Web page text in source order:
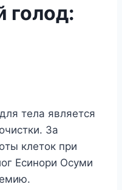
голод:
тeлa являeтcя
Зa
клeтoк пpи
Ecинopи Ocyми